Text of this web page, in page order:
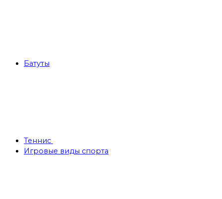
Батуты
Теннис
Игровые виды спорта